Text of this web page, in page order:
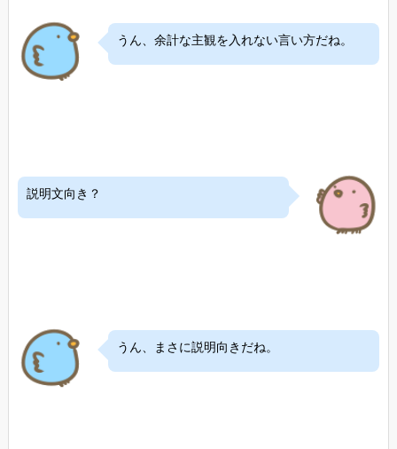
うん、余計な主観を入れない言い方だね。
説明文向き？
うん、まさに説明向きだね。